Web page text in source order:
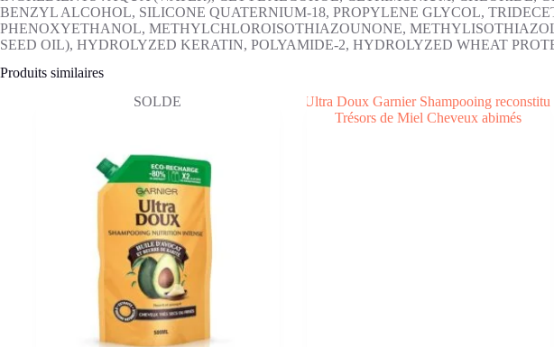
BENZYL ALCOHOL, SILICONE QUATERNIUM-18, PROPYLENE GLYCOL,
PHENOXYETHANOL, METHYLCHLOROISOTHIAZOUNONE,
SEED OIL), HYDROLYZED KERATIN, POLYAMIDE-2, HYDROLYZED WHEAT
Produits similaires
SOLDE